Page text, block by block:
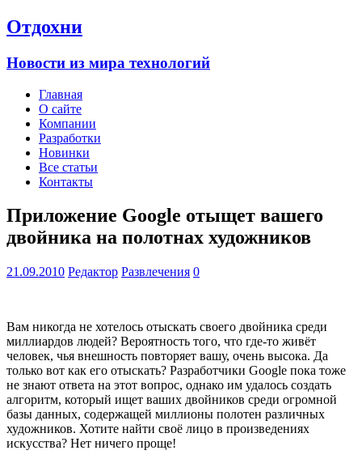
Отдохни
Новости из мира технологий
Главная
О сайте
Компании
Разработки
Новинки
Все статьи
Контакты
Приложение Google отыщет вашего
двойника на полотнах художников
21.09.2010 Редактор Развлечения 0
Вам никогда не хотелось отыскать своего двойника среди
миллиардов людей? Вероятность того, что где-то живёт
человек, чья внешность повторяет вашу, очень высока. Да
только вот как его отыскать? Разработчики Google пока тоже
не знают ответа на этот вопрос, однако им удалось создать
алгоритм, который ищет ваших двойников среди огромной
базы данных, содержащей миллионы полотен различных
художников. Хотите найти своё лицо в произведениях
искусства? Нет ничего проще!